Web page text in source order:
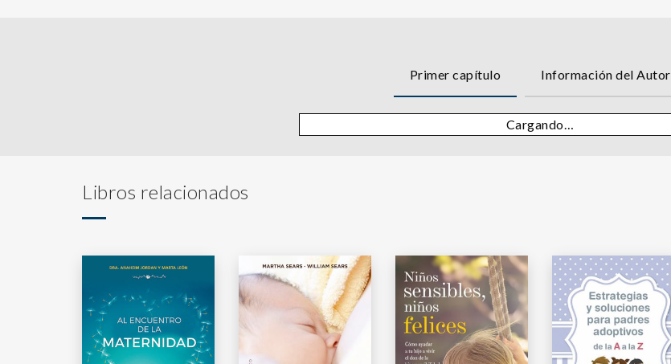
Primer capítulo Información del Autor
Cargando…
Libros relacionados